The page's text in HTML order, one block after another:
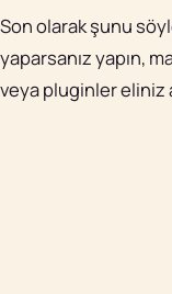
Son olarak şunu
yaparsanız yapın,
veya pluginler eliniz